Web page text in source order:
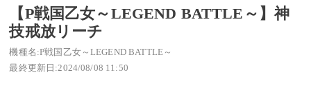
【P戦国乙女～LEGEND BATTLE～】神
技戒放リーチ
機種名:P戦国乙女～LEGEND BATTLE～
最終更新日:2024/08/08 11:50